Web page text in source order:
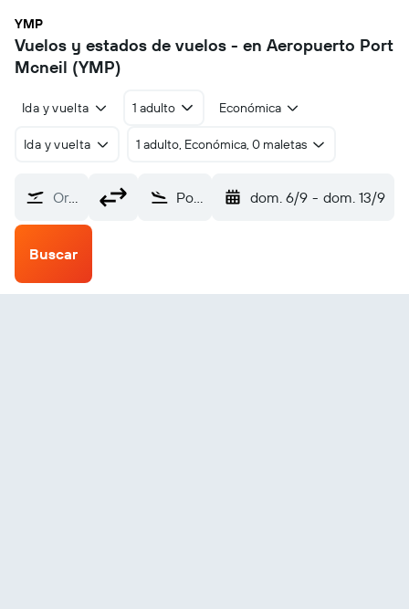
YMP
Vuelos y estados de vuelos - en Aeropuerto Port
Mcneil (YMP)
Ida y vuelta 1 adulto Económica
Ida y vuelta 1 adulto, Económica, 0 maletas
Origen Port Mcneil (YMP) dom. 6/9 - dom. 13/9
Buscar